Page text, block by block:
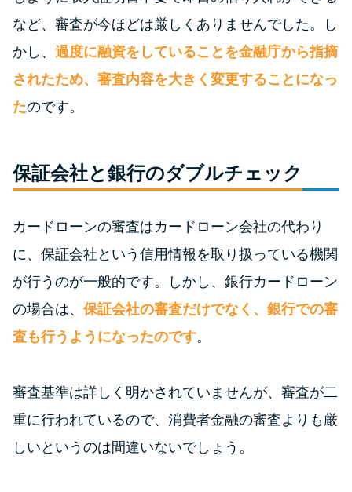
最速！最短40分で借りられるカ
ードローン
銀行カードローンを選ぶべき4つ
無利息期間を利用して利息0円で
お金を借りる3つのポイント
今月の家賃払えない…2ヵ月目に
は解決しないと危険な理由と対
処法3つ
など、審査が今ほどは厳しくありませんでした。し
かし、 過度に融資をしていることを金融庁から指摘
されたため、審査内容を大きく変更することになっ
たのです。
保証会社と銀行のダブルチェック
カードローンの審査はカードローン会社の代わり
に、保証会社という信用情報を取り扱っている機関
が行うのが一般的です。しかし、銀行カードローン
の場合は、 保証会社の審査だけでなく、銀行での審
査も行うようになったのです。
審査基準は詳しく明かされていませんが、審査が二
重に行われているので、消費者金融の審査よりも厳
しいというのは間違いないでしょう。